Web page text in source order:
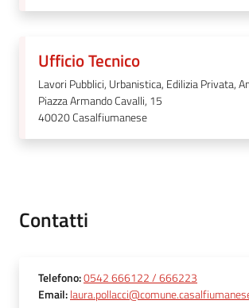
Ufficio Tecnico
Lavori Pubblici, Urbanistica, Edilizia Privata,
Piazza Armando Cavalli, 15
40020Casalfiumanese
Contatti
Telefono:0542 666122 / 666223
Email: